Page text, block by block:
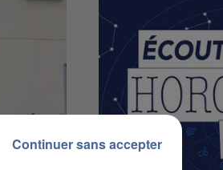
Continuer sans accepter